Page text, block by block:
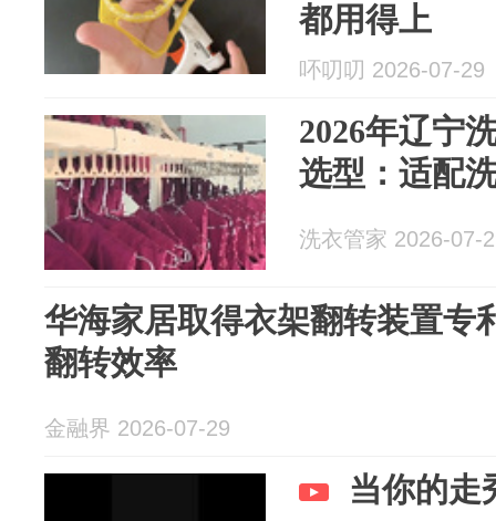
都用得上
吥叨叨 2026-07-29
2026年辽宁
选型：适配
洗衣管家 2026-07-
华海家居取得衣架翻转装置专
翻转效率
金融界 2026-07-29
当你的走